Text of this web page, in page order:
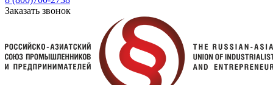
Заказать звонок